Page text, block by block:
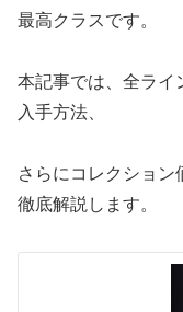
最高クラスです。
本記事では、全ライ
入手方法、
さらにコレクション
徹底解説します。